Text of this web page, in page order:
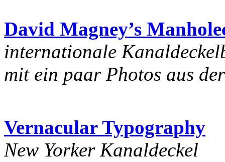
David Magney’s
internationale
mit ein paar Photos aus
Vernacular Typography
New Yorker Kanaldeckel